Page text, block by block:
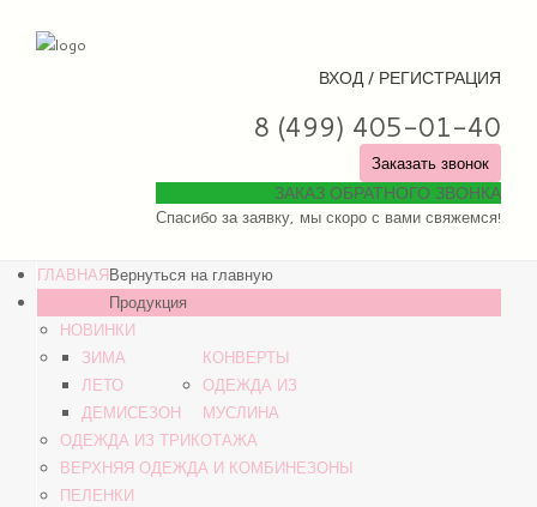
ВХОД / РЕГИСТРАЦИЯ
8 (499) 405-01-40
Заказать звонок
ЗАКАЗ ОБРАТНОГО ЗВОНКА
Спасибо за заявку, мы скоро с вами свяжемся!
ГЛАВНАЯВернуться на главную
Продукция
НОВИНКИ
КОНВЕРТЫ
ЗИМА
ЛЕТО
ДЕМИСЕЗОН
ОДЕЖДА ИЗ
МУСЛИНА
ОДЕЖДА ИЗ ТРИКОТАЖА
ВЕРХНЯЯ ОДЕЖДА И КОМБИНЕЗОНЫ
ПЕЛЕНКИ